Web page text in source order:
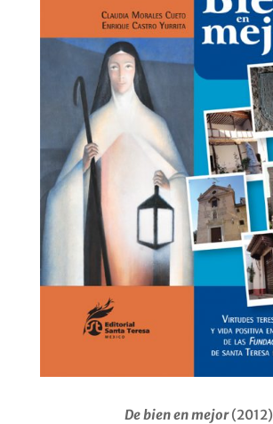
De bien en mejor(2012)